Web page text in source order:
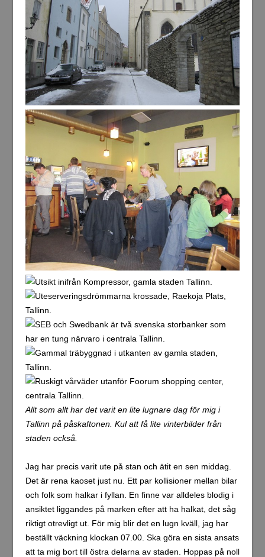
Allt som allt har det varit en lite lugnare dag för mig i
Tallinn på påskaftonen. Kul att få lite vinterbilder från
staden också.
Jag har precis varit ute på stan och ätit en sen middag.
Det är rena kaoset just nu. Ett par kollisioner mellan bilar
och folk som halkar i fyllan. En finne var alldeles blodig i
ansiktet liggandes på marken efter att ha halkat, det såg
riktigt otrevligt ut. För mig blir det en lugn kväll, jag har
beställt väckning klockan 07.00. Ska göra en sista ansats
att ta mig bort till östra delarna av staden. Hoppas på noll